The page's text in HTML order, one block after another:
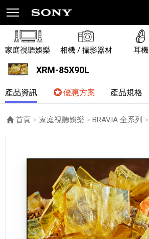
家庭視聽娛樂 相機 / 攝影器材 耳機
XRM-85X90L
產品資訊 優惠方案 產品規格
首頁 家庭視聽娛樂 BRAVIA 全系列